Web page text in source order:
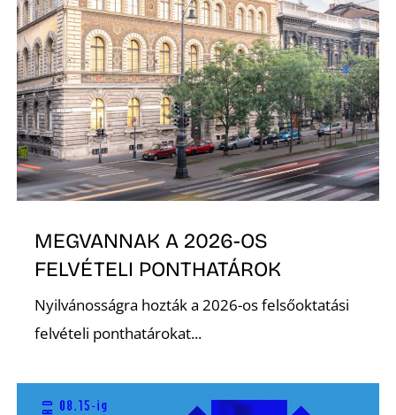
MEGVANNAK A 2026-OS
FELVÉTELI PONTHATÁROK
Nyilvánosságra hozták a 2026-os felsőoktatási
felvételi ponthatárokat...